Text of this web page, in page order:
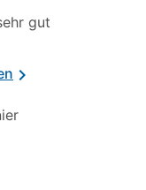
gut
chevron_right